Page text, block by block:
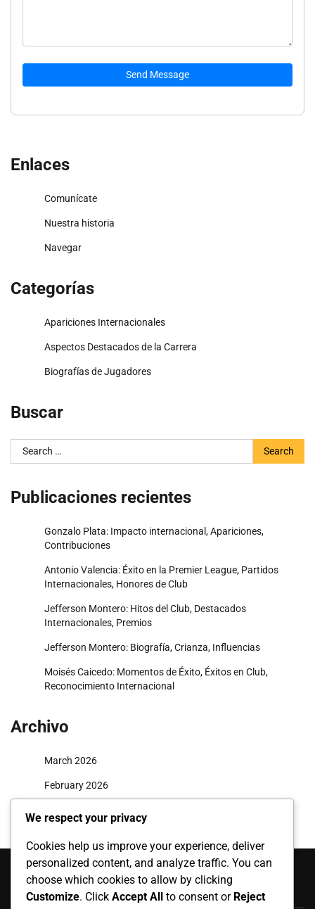
Send Message
Enlaces
Comunícate
Nuestra historia
Navegar
Categorías
Apariciones Internacionales
Aspectos Destacados de la Carrera
Biografías de Jugadores
Buscar
Search
for:
Publicaciones recientes
Gonzalo Plata: Impacto internacional, Apariciones,
Contribuciones
Antonio Valencia: Éxito en la Premier League, Partidos
Internacionales, Honores de Club
Jefferson Montero: Hitos del Club, Destacados
Internacionales, Premios
Jefferson Montero: Biografía, Crianza, Influencias
Moisés Caicedo: Momentos de Éxito, Éxitos en Club,
Reconocimiento Internacional
Archivo
March 2026
February 2026
Categorías
Apariciones Internacionales
We respect your privacy
Cookies help us improve your experience, deliver
personalized content, and analyze traffic. You can
choose which cookies to allow by clicking
Customize. Click Accept All to consent or Reject